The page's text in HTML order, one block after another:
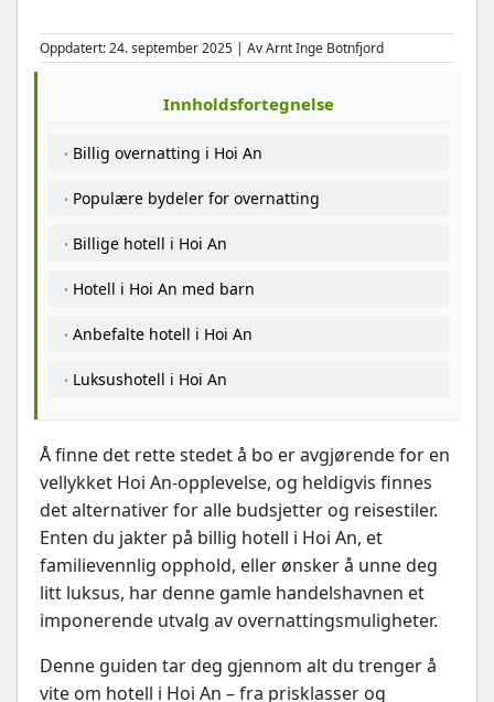
Oppdatert: 24. september 2025 | Av Arnt Inge Botnfjord
Innholdsfortegnelse
Billig overnatting i Hoi An
Populære bydeler for overnatting
Billige hotell i Hoi An
Hotell i Hoi An med barn
Anbefalte hotell i Hoi An
Luksushotell i Hoi An
Å finne det rette stedet å bo er avgjørende for en
vellykket Hoi An-opplevelse, og heldigvis finnes
det alternativer for alle budsjetter og reisestiler.
Enten du jakter på billig hotell i Hoi An, et
familievennlig opphold, eller ønsker å unne deg
litt luksus, har denne gamle handelshavnen et
imponerende utvalg av overnattingsmuligheter.
Denne guiden tar deg gjennom alt du trenger å
vite om hotell i Hoi An – fra prisklasser og